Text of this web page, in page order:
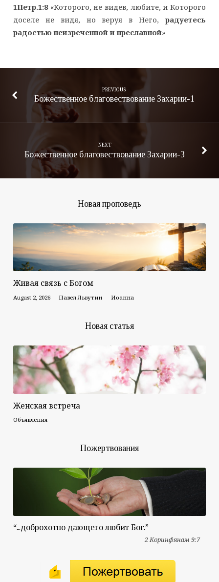
1Петр.1:8«Которого, не видев, любите, и Которого
доселе не видя, но веруя в Него,радуетесь
радостью неизреченной и преславной»
PREVIOUS
Божественное благовествование Захарии-1
NEXT
Божественное благовествование Захарии-3
Новая проповедь
Живая связь с Богом
August 2, 2026 Павел Львутин Иоанна
Новая статья
Женская встреча
Объявления
Пожертвования
“...доброхотно дающего любит Бог.”
2 Коринфянам 9:7